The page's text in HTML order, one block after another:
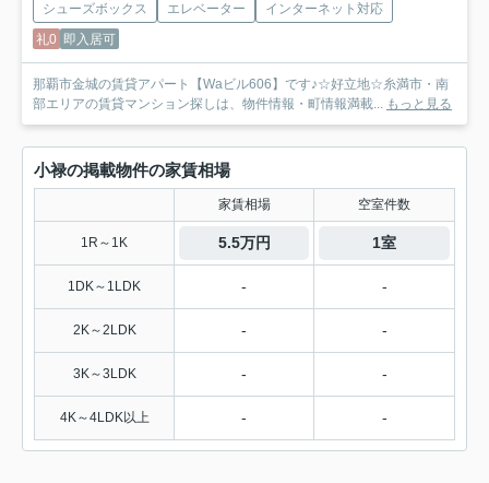
シューズボックス
エレベーター
インターネット対応
礼0 即入居可
那覇市金城の賃貸アパート【Waビル606】です♪☆好立地☆糸満市・南
部エリアの賃貸マンション探しは、物件情報・町情報満載... もっと見る
小禄の掲載物件の家賃相場
家賃相場 空室件数
1R～1K 5.5万円 1室
1DK～1LDK - -
2K～2LDK - -
3K～3LDK - -
4K～4LDK以上 - -